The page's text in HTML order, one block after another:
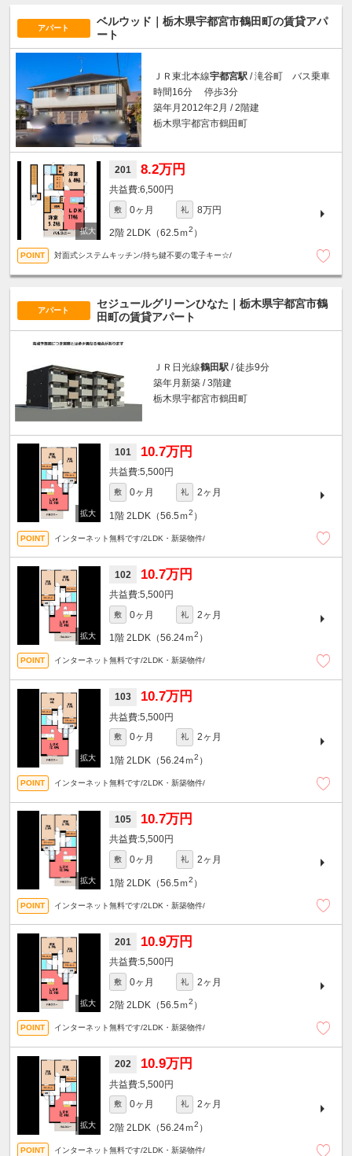
アパート
ベルウッド｜栃木県宇都宮市鶴田町の賃貸アパ
ート
ＪＲ東北本線宇都宮駅 / 滝谷町 バス乗車
時間16分 停歩3分
築年月2012年2月 / 2階建
栃木県宇都宮市鶴田町
201 8.2万円
6,500円
敷 0ヶ月 礼 8万円
2階 2LDK（62.5ｍ2 ）
対面式システムキッチン/持ち鍵不要の電子キー☆/
アパート
セジュールグリーンひなた｜栃木県宇都宮市鶴
田町の賃貸アパート
ＪＲ日光線鶴田駅 / 徒歩9分
築年月新築 / 3階建
栃木県宇都宮市鶴田町
101 10.7万円
5,500円
敷 0ヶ月 礼 2ヶ月
1階 2LDK（56.5ｍ2 ）
インターネット無料です/2LDK・新築物件/
102 10.7万円
5,500円
敷 0ヶ月 礼 2ヶ月
1階 2LDK（56.24ｍ2 ）
インターネット無料です/2LDK・新築物件/
103 10.7万円
5,500円
敷 0ヶ月 礼 2ヶ月
1階 2LDK（56.24ｍ2 ）
インターネット無料です/2LDK・新築物件/
105 10.7万円
5,500円
敷 0ヶ月 礼 2ヶ月
1階 2LDK（56.5ｍ2 ）
インターネット無料です/2LDK・新築物件/
201 10.9万円
5,500円
敷 0ヶ月 礼 2ヶ月
2階 2LDK（56.5ｍ2 ）
インターネット無料です/2LDK・新築物件/
202 10.9万円
5,500円
敷 0ヶ月 礼 2ヶ月
2階 2LDK（56.24ｍ2 ）
インターネット無料です/2LDK・新築物件/